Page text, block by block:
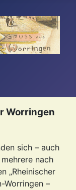
Worringen
sich – auch
nach
„Rheinischer
Worringen –